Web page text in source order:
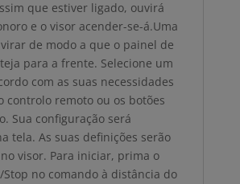
que estiver ligado, ouvirá
e o visor acender-se-á.Uma
de modo a que o painel de
para a frente. Selecione um
com as suas necessidades
controlo remoto ou os botões
Sua configuração será
tela. As suas definições serão
visor. Para iniciar, prima o
Stop no comando à distância do